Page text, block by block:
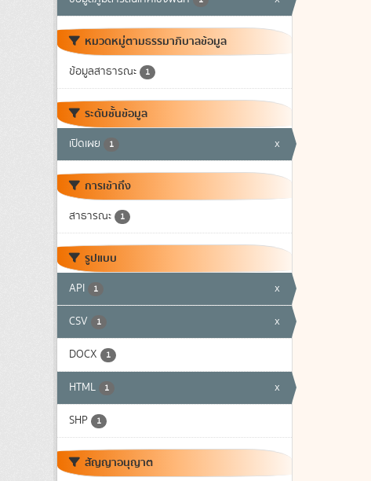
หมวดหมู่ตามธรรมาภิบาลข้อมูล
ข้อมูลสาธารณะ 1
ระดับชั้นข้อมูล
เปิดเผย 1 x
การเข้าถึง
สาธารณะ 1
รูปแบบ
API 1 x
CSV 1 x
DOCX 1
HTML 1 x
SHP 1
สัญญาอนุญาต